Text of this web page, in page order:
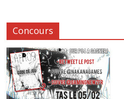
Concours